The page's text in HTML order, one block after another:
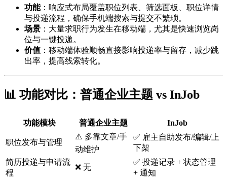
功能：响应式布局覆盖职位列表、筛选面板、职位详情
与投递流程，确保手机端搜索与提交不繁琐。
场景 ：大量求职行为发生在移动端，尤其是快速浏览岗
位与一键投递。
价值 ：移动端体验顺畅直接影响投递率与留存，减少跳
出率，提高线索转化。
📊 功能对比：普通企业主题 vs InJob
功能模块 普通企业主题 InJob
职位发布与管理
⚠️ 多靠文章/手
动维护
✅ 雇主自助发布/编辑/上
下架
简历投递与申请流
程
❌ 无
✅ 投递记录 + 状态管理
+ 通知